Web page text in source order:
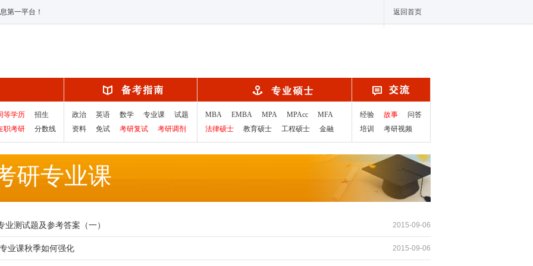
第一平台！ 返回首页
等学历
招生
职考研
分数线
政治 英语 数学 专业课
试题
资料
免试 考研复试 考研调剂
MBA EMBA MPA MPAcc
MFA
法律硕士
教育硕士 工程硕士 金融
经验 故事
问答
培训
考研视频
研专业课
2015-09-06
业测试题及参考答案（一）
2015-09-06
业课秋季如何强化